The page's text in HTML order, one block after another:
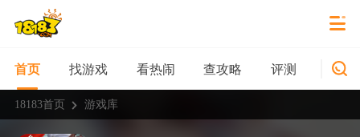
首页 找游戏 看热闹 查攻略 评测 新游
18183首页 游戏库